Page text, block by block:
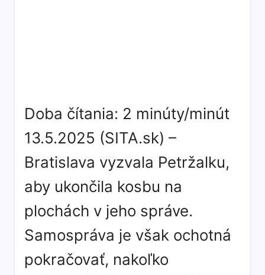
Doba čítania: 2 minúty/minút
13.5.2025 (SITA.sk) –
Bratislava vyzvala Petržalku,
aby ukončila kosbu na
plochách v jeho správe.
Samospráva je však ochotná
pokračovať, nakoľko